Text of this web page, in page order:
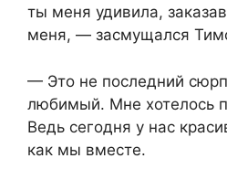
ты меня удивила,
меня, — засмущался
— Это не последний
любимый. Мне хотелось
Ведь сегодня у нас
как мы вместе.